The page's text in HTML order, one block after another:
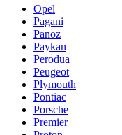
Opel
Pagani
Panoz
Paykan
Perodua
Peugeot
Plymouth
Pontiac
Porsche
Premier